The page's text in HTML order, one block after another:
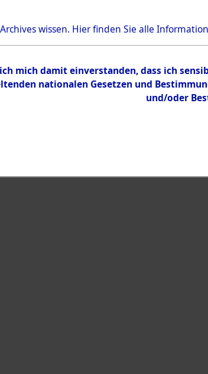
Bestand
wissen. Hierfinden Sie alle
mich damit einverstanden, dass ich
nationalen Gesetzen und
und/oder